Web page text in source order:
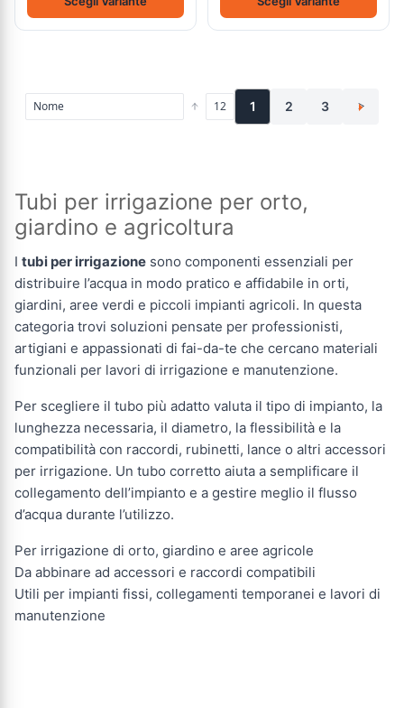
1 2 3 >
Tubi per irrigazione per orto,
giardino e agricoltura
I tubi per irrigazione sono componenti essenziali per
distribuire l’acqua in modo pratico e affidabile in orti,
giardini, aree verdi e piccoli impianti agricoli. In questa
categoria trovi soluzioni pensate per professionisti,
artigiani e appassionati di fai-da-te che cercano materiali
funzionali per lavori di irrigazione e manutenzione.
Per scegliere il tubo più adatto valuta il tipo di impianto, la
lunghezza necessaria, il diametro, la flessibilità e la
compatibilità con raccordi, rubinetti, lance o altri accessori
per irrigazione. Un tubo corretto aiuta a semplificare il
collegamento dell’impianto e a gestire meglio il flusso
d’acqua durante l’utilizzo.
Per irrigazione di orto, giardino e aree agricole
Da abbinare ad accessori e raccordi compatibili
Utili per impianti fissi, collegamenti temporanei e lavori di
manutenzione